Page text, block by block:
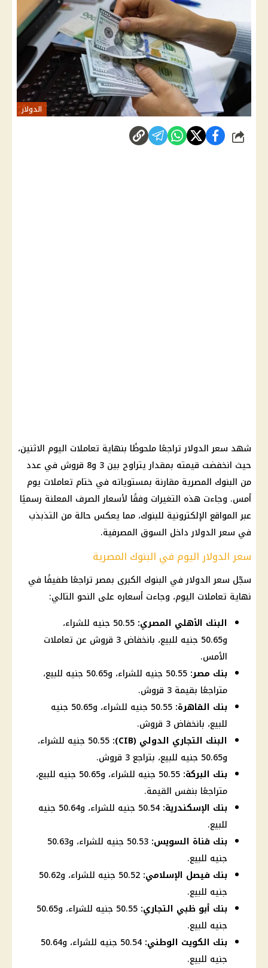
الدولار
شارك
شهد سعر الدولارتراجعًا ملحوظًا بنهاية تعاملات اليوم الاثنين،
حيث انخفضت قيمته بمقدار يتراوح بين 3 و8 قروش في عدد
من البنوك المصرية مقارنة بمستوياته في ختام تعاملات يوم
أمس. وجاءت هذه التغيرات وفقًا لأسعار الصرف المعلنة رسميًا
عبر المواقع الإلكترونية للبنوك، مما يعكس حالة من التذبذب
في سعر الدولارداخل السوق المصرفية.
سعر الدولار اليوم في البنوك المصرية
سجّل سعر الدولار في البنوك الكبرى بمصر تراجعًا طفيفًا في
نهاية تعاملات اليوم، وجاءت أسعاره على النحو التالي:
البنك الأهلي المصري:
50.55 جنيه للشراء،
و50.65 جنيه للبيع، بانخفاض 3 قروش عن تعاملات
الأمس.
بنك مصر:
50.55 جنيه للشراء، و50.65 جنيه للبيع،
متراجعًا بقيمة 3 قروش.
بنك القاهرة:
50.55 جنيه للشراء، و50.65 جنيه
للبيع، بانخفاض 3 قروش.
البنك التجاري الدولي (CIB):
50.55 جنيه للشراء،
و50.65 جنيه للبيع، بتراجع 3 قروش.
بنك البركة:
50.55 جنيه للشراء، و50.65 جنيه للبيع،
متراجعًا بنفس القيمة.
بنك الإسكندرية:
50.54 جنيه للشراء، و50.64 جنيه
للبيع.
بنك قناة السويس:
50.53 جنيه للشراء، و50.63
جنيه للبيع.
بنك فيصل الإسلامي:
50.52 جنيه للشراء، و50.62
جنيه للبيع.
بنك أبو ظبي التجاري:
50.55 جنيه للشراء، و50.65
جنيه للبيع.
بنك الكويت الوطني:
50.54 جنيه للشراء، و50.64
جنيه للبيع.